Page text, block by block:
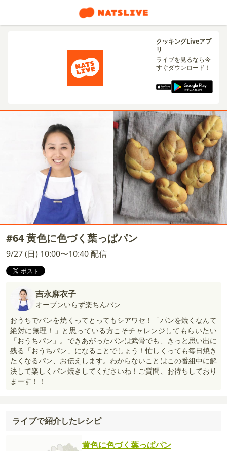
クッキングLiveアプ
リ
ライブを見るなら今
すぐダウンロード！
#64 黄色に色づく葉っぱパン
9/27 (日) 10:00〜10:40 配信
吉永麻衣子
オーブンいらず楽ちんパン
おうちでパンを焼くってとってもシアワセ！「パンを焼くなんて
絶対に無理！」と思っている方こそチャレンジしてもらいたい
「おうちパン」。できあがったパンは武骨でも、きっと思い出に
残る「おうちパン」になることでしょう！忙しくっても毎日焼き
たくなるパン、お伝えします。わからないことはこの番組中に解
決して楽しくパン焼きしてくださいね！ご質問、お待ちしており
まーす！！
ライブで紹介したレシピ
黄色に色づく葉っぱパン